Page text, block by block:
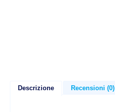
Descrizione Recensioni (0)